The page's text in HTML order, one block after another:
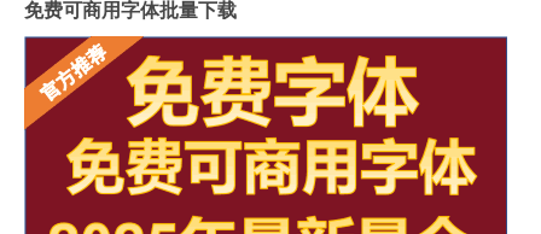
免费可商用字体批量下载